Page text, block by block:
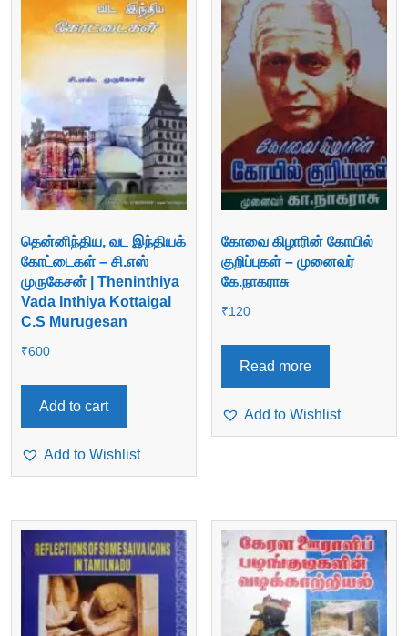
தென்னிந்திய, வட இந்தியக்
கோட்டைகள் – சி.எஸ்
முருகேசன் | Theninthiya
Vada Inthiya Kottaigal
C.S Murugesan
₹600
Add to cart
Add to Wishlist
கோவை கிழாரின் கோயில்
குறிப்புகள் – முனைவர்
கே.நாகராசு
₹120
Read more
Add to Wishlist